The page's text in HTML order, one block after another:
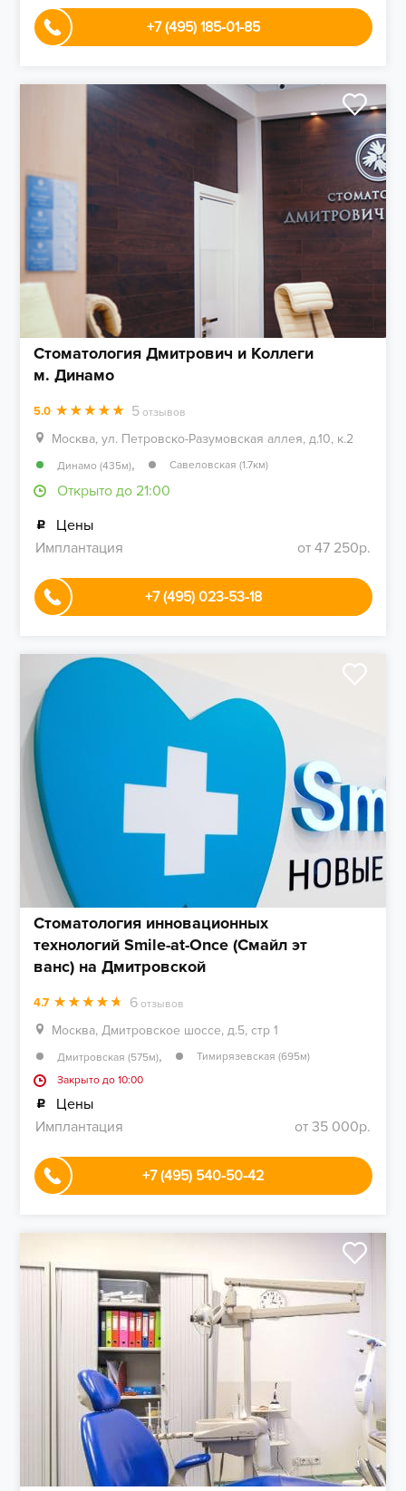
+7 (495) 185-01-85
Стоматология Дмитрович и Коллеги
м. Динамо
5.0 5 отзывов
Москва, ул. Петровско-Разумовская аллея, д.10, к.2
Динамо (435м), Савеловская (1.7км)
Открыто до 21:00
Цены
Имплантация
от 47 250р.
+7 (495) 023-53-18
Стоматология инновационных
технологий Smile-at-Once (Смайл эт
ванс) на Дмитровской
4.7 6 отзывов
Москва, Дмитровское шоссе, д.5, стр 1
Дмитровская (575м),
Тимирязевская (695м)
Закрыто до 10:00
Цены
Имплантация
от 35 000р.
+7 (495) 540-50-42